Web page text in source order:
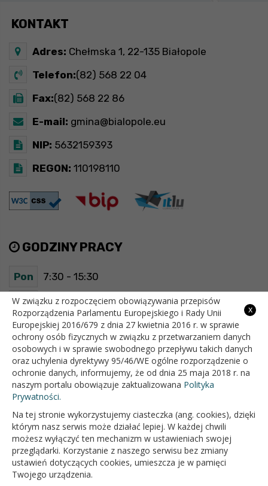
KONTAKT
Adres: Chełmska 1, 22-135 Białopole
Telefon:(82) 568 22 04
Fax:(82) 568 22 86
E-mail: gmina@bialopole.eu
NIP: 5632159393
REGON: 110198110
GODZINY PRACY
Pon 7:30 - 15:30
Wt 7:30 - 15:30
Śr 7:30 - 15:30
Czw 7:30 - 15:30
Pt 7:30 - 15:30
OFICJALNY SERWIS INTERNETOWY GMINY BIAŁOPOLE
x
W związku z rozpoczęciem obowiązywania przepisów
Rozporządzenia Parlamentu Europejskiego i Rady Unii
Europejskiej 2016/679 z dnia 27 kwietnia 2016 r. w sprawie
ochrony osób fizycznych w związku z przetwarzaniem danych
osobowych i w sprawie swobodnego przepływu takich danych
oraz uchylenia dyrektywy 95/46/WE ogólne rozporządzenie o
ochronie danych, informujemy, że od dnia 25 maja 2018 r. na
naszym portalu obowiązuje zaktualizowana Polityka
Prywatności.
Na tej stronie wykorzystujemy ciasteczka (ang. cookies), dzięki
którym nasz serwis może działać lepiej. W każdej chwili
możesz wyłączyć ten mechanizm w ustawieniach swojej
przeglądarki. Korzystanie z naszego serwisu bez zmiany
ustawień dotyczących cookies, umieszcza je w pamięci
Twojego urządzenia.